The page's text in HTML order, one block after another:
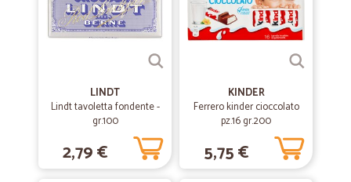
LINDT
Lindt tavoletta fondente -
gr.100
2,79 €
KINDER
Ferrero kinder cioccolato
pz.16 gr.200
5,75 €